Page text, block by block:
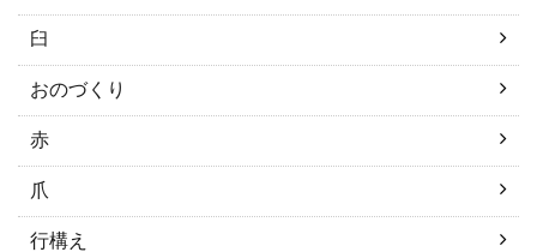
臼
おのづくり
赤
爪
行構え